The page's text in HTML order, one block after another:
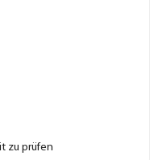
zu prüfen